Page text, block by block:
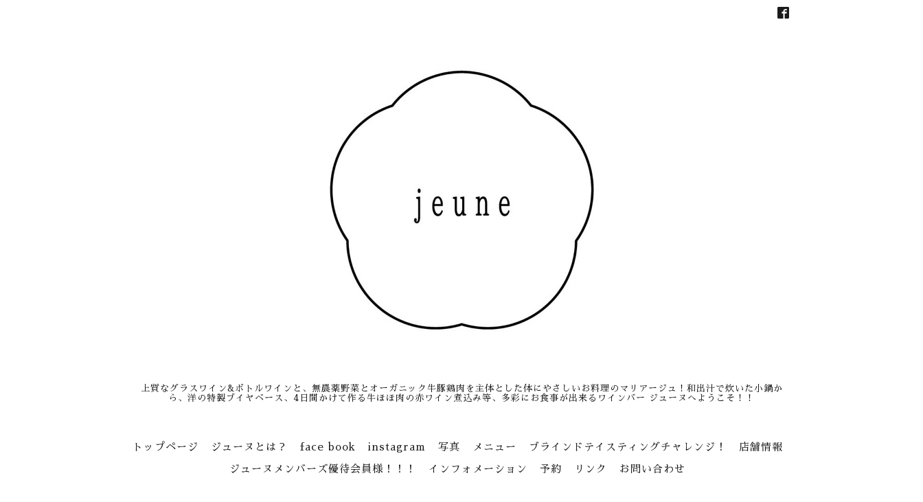
上質なグラスワイン&ボトルワインと、無農薬野菜とオーガニック牛豚鶏肉を主体とした体にやさしいお料理のマリアージュ！和出汁で炊いた小鍋か
ら、洋の特製ブイヤベース、4日間かけて作る牛ほほ肉の赤ワイン煮込み等、多彩にお食事が出来るワインバー ジューヌへようこそ！！
トップページ ジューヌとは？ face book instagram 写真 メニュー ブラインドテイスティングチャレンジ！ 店舗情報
ジューヌメンバーズ優待会員様！！！ インフォメーション 予約 リンク お問い合わせ